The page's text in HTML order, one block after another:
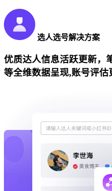
选人选号解决方案
优质达人信息活跃更新，
等全维数据呈现,账号评估